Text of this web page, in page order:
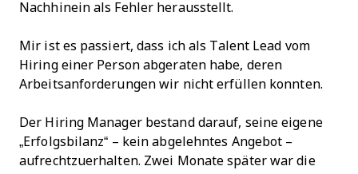
Nachhinein als Fehler herausstellt.
Mir ist es passiert, dass ich als Talent Lead vom
Hiring einer Person abgeraten habe, deren
Arbeitsanforderungen wir nicht erfüllen konnten.
Der Hiring Manager bestand darauf, seine eigene
„Erfolgsbilanz“ – kein abgelehntes Angebot –
aufrechtzuerhalten. Zwei Monate später war die